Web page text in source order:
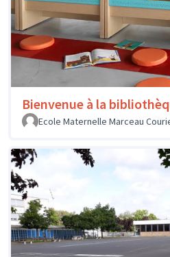
Bienvenue à la
Ecole Maternelle Marceau